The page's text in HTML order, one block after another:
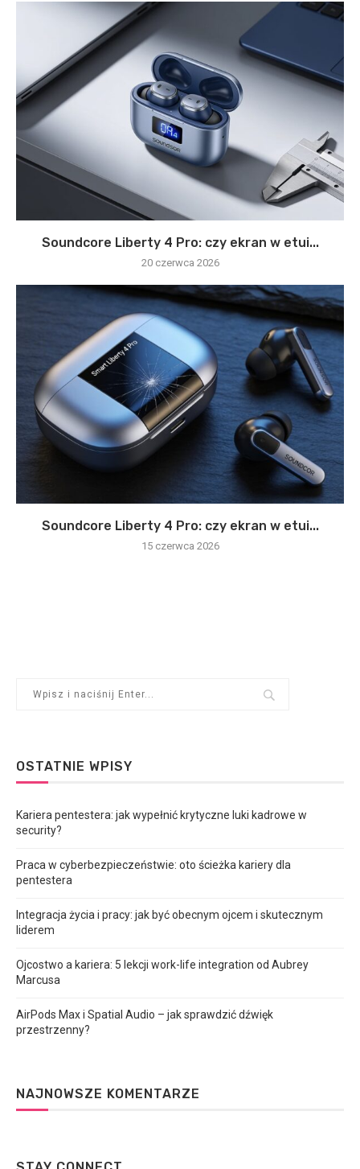
Soundcore Liberty 4 Pro: czy ekran w etui...
20 czerwca 2026
Soundcore Liberty 4 Pro: czy ekran w etui...
15 czerwca 2026
OSTATNIE WPISY
Kariera pentestera: jak wypełnić krytyczne luki kadrowe w
security?
Praca w cyberbezpieczeństwie: oto ścieżka kariery dla
pentestera
Integracja życia i pracy: jak być obecnym ojcem i skutecznym
liderem
Ojcostwo a kariera: 5 lekcji work-life integration od Aubrey
Marcusa
AirPods Max i Spatial Audio – jak sprawdzić dźwięk
przestrzenny?
NAJNOWSZE KOMENTARZE